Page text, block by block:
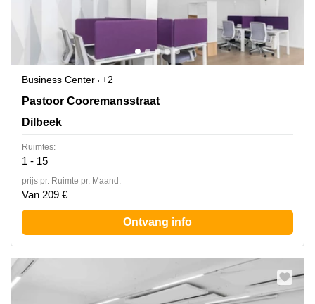
Business Center
+2
Pastoor Cooremansstraat 3, Dilbeek
Pastoor Cooremansstraat
Dilbeek
Ruimtes:
1 - 15
prijs pr. Ruimte pr. Maand:
Van 209 €
Ontvang info